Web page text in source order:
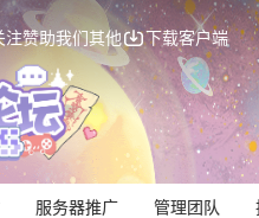
注赞助我们其他 下载客户端
服务器推广 管理团队